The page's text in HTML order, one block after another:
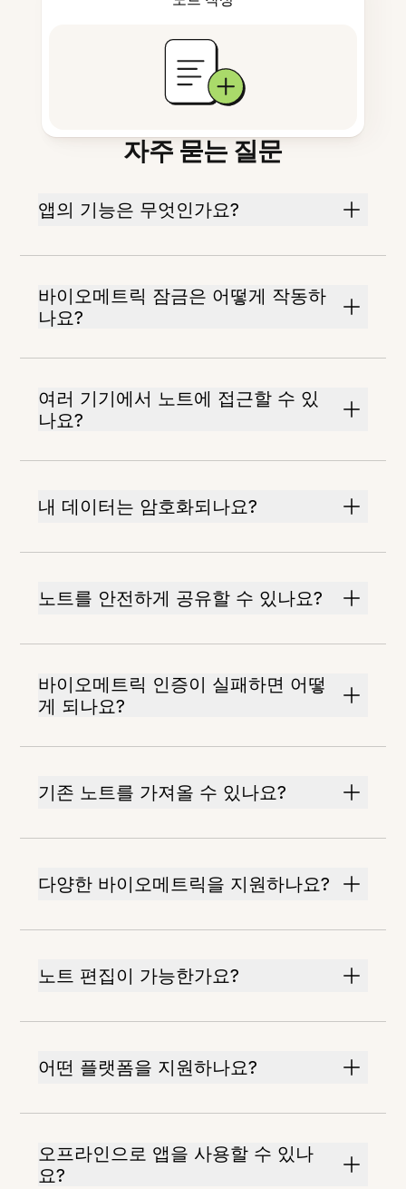
자주 묻는 질문
앱의 기능은 무엇인가요?
바이오메트릭 잠금은 어떻게 작동하
나요?
여러 기기에서 노트에 접근할 수 있
나요?
내 데이터는 암호화되나요?
노트를 안전하게 공유할 수 있나요?
바이오메트릭 인증이 실패하면 어떻
게 되나요?
기존 노트를 가져올 수 있나요?
다양한 바이오메트릭을 지원하나요?
노트 편집이 가능한가요?
어떤 플랫폼을 지원하나요?
오프라인으로 앱을 사용할 수 있나
요?